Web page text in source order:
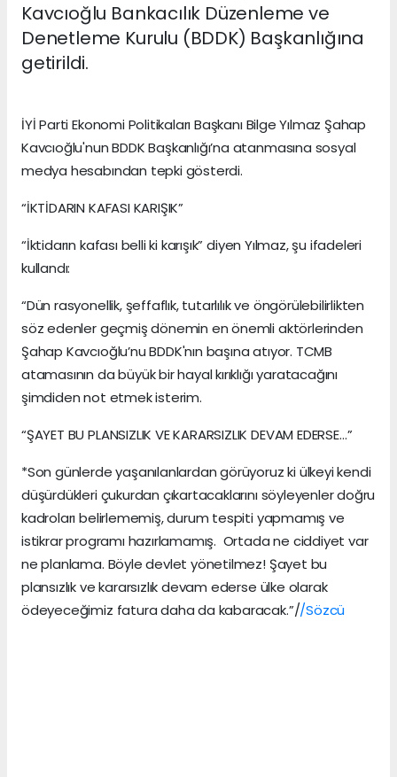
Kavcıoğlu Bankacılık Düzenleme ve
Denetleme Kurulu (BDDK) Başkanlığına
getirildi.
İYİ Parti Ekonomi Politikaları Başkanı Bilge Yılmaz Şahap
Kavcıoğlu'nun BDDK Başkanlığı’na atanmasına sosyal
medya hesabından tepki gösterdi.
“İKTİDARIN KAFASI KARIŞIK”
“İktidarın kafası belli ki karışık” diyen Yılmaz, şu ifadeleri
kullandı:
“Dün rasyonellik, şeffaflık, tutarlılık ve öngörülebilirlikten
söz edenler geçmiş dönemin en önemli aktörlerinden
Şahap Kavcıoğlu’nu BDDK'nın başına atıyor. TCMB
atamasının da büyük bir hayal kırıklığı yaratacağını
şimdiden not etmek isterim.
“ŞAYET BU PLANSIZLIK VE KARARSIZLIK DEVAM EDERSE…”
*Son günlerde yaşanılanlardan görüyoruz ki ülkeyi kendi
düşürdükleri çukurdan çıkartacaklarını söyleyenler doğru
kadroları belirlememiş, durum tespiti yapmamış ve
istikrar programı hazırlamamış. Ortada ne ciddiyet var
ne planlama. Böyle devlet yönetilmez! Şayet bu
plansızlık ve kararsızlık devam ederse ülke olarak
ödeyeceğimiz fatura daha da kabaracak.”//Sözcü